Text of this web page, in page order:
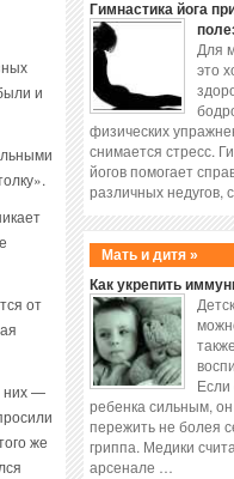
и
от
них —
же
Гимнастика йога
Для
это
физических
снимается стресс.
йогов помогает
различных недугов,
Мать и дитя »
Как укрепить
Если
ребенка сильным,
пережить не болея
гриппа. Медики
арсенале …